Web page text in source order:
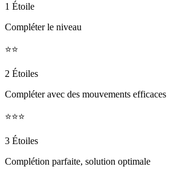
1 Étoile
Compléter le niveau
⭐⭐
2 Étoiles
Compléter avec des mouvements efficaces
⭐⭐⭐
3 Étoiles
Complétion parfaite, solution optimale